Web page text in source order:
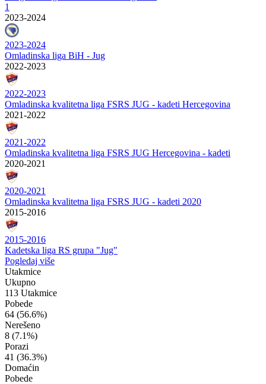
1
2023-2024
2023-2024
Omladinska liga BiH - Jug
2022-2023
2022-2023
Omladinska kvalitetna liga FSRS JUG - kadeti Hercegovina
2021-2022
2021-2022
Omladinska kvalitetna liga FSRS JUG Hercegovina - kadeti
2020-2021
2020-2021
Omladinska kvalitetna liga FSRS JUG - kadeti 2020
2015-2016
2015-2016
Kadetska liga RS grupa "Jug"
Pogledaj više
Utakmice
Ukupno
113 Utakmice
Pobede
64 (56.6%)
Nerešeno
8 (7.1%)
Porazi
41 (36.3%)
Domaćin
Pobede